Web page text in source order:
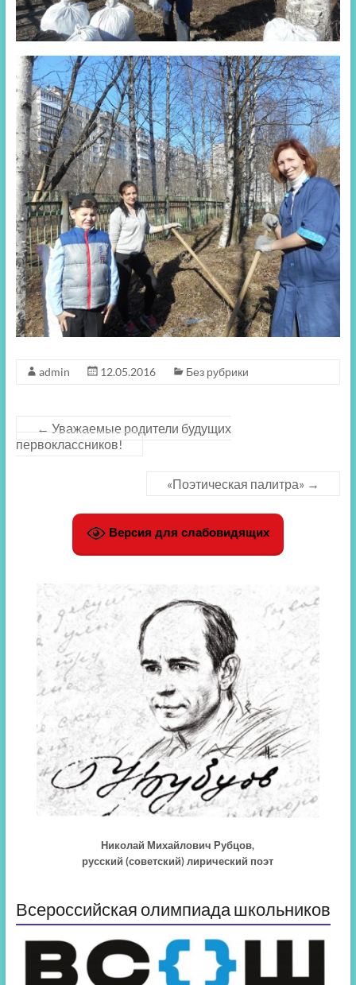
admin 12.05.2016 Без рубрики
← Уважаемые родители будущих
первоклассников!
«Поэтическая палитра» →
Версия для слабовидящих
Николай Михайлович Рубцов,
русский (советский) лирический поэт
Всероссийская олимпиада школьников